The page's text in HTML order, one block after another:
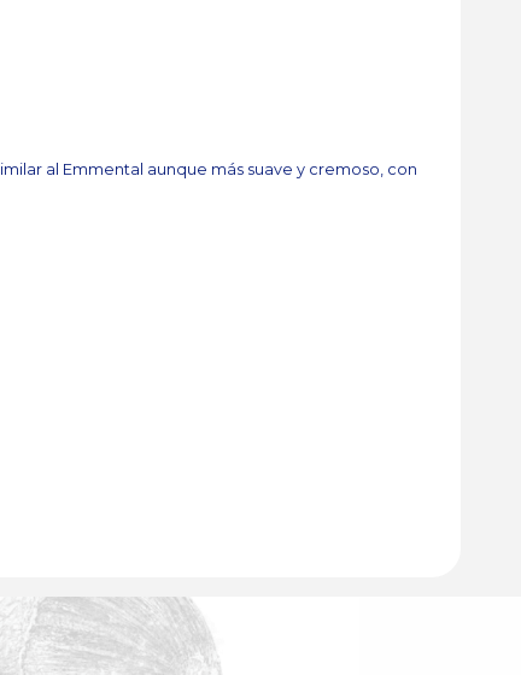
al Emmental aunque más suave y cremoso, con